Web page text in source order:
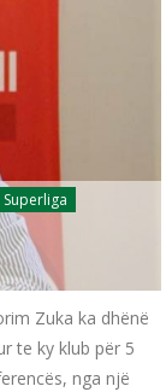
Zuka ka dhënë
te ky klub për 5
nga një